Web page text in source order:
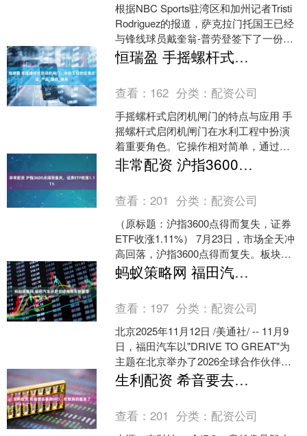
根据NBC Sports驻湾区和加州记者Tristi
Rodriguez的报道，萨克拉门托国王已经
与锋线球员戴奎翁-普劳登签下了一份双
向合同。普劳登出生于199....恒瑞盈 手摇螺杆式启闭机闸门：水利工程的实用之选_产品_操作_体系
查看： 162 分类： 配资公司
手摇螺杆式启闭机闸门的特点与应用 手
摇螺杆式启闭机闸门在水利工程中扮演
着重要角色。它操作相对简单，通过手
摇的方式就能实现闸门的开启和关闭，
适用于一些小型水利设施....
非常配资 沪指3600点得而复失，证券ETF收涨1.11%
查看：201 分类： 配资公司
（原标题：沪指3600点得而复失，证券
ETF收涨1.11%） 7月23日，市场全天冲
高回落，沪指3600点得而复失。板块方
面，超级水电、美容护理、保险、证券
等板....
蚂蚁策略网 福田汽车开启全球商用车新篇章
查看： 197 分类： 配资公司
北京2025年11月12日 /美通社/ -- 11月9
日，福田汽车以"DRIVE TO GREAT"为
主题在北京举办了2026全球合作伙伴大
会。此次活动吸引了来.... 生利配资 希音要去香港IPO，伦敦真的着急了
查看：201 分类： 配资公司